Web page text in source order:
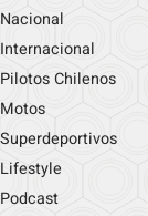
Nacional
Internacional
Pilotos Chilenos
Motos
Superdeportivos
Lifestyle
Podcast